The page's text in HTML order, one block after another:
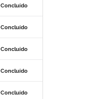
Concluído
Concluído
Concluído
Concluído
Concluído